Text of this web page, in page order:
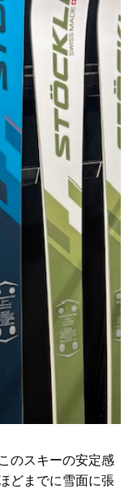
のスキーの安定感
どまでに雪面に張